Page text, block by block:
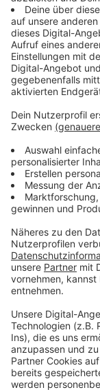
Sie wollen
es könnten
von der
Bis jetzt
ist sogar
Dazu kommen
bereits
Wenn es also
einen Corona
dortigen
Lippe wende,
die sich in der
Wenn auch Ihr
Anzeige